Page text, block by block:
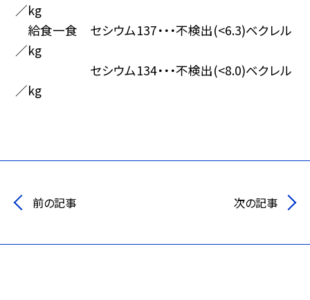
／kg
給食一食 セシウム137・・・不検出(<6.3)ベクレル
／kg
セシウム134・・・不検出(<8.0)ベクレル
／kg
前の記事 次の記事